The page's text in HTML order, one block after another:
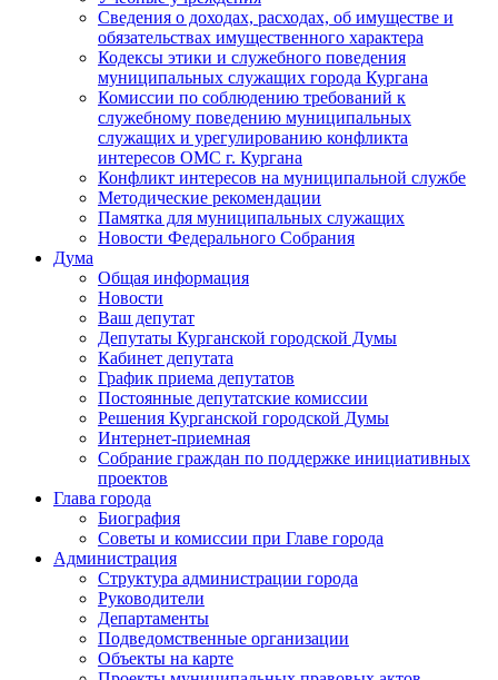
Сведения о доходах, расходах, об имуществе и
обязательствах имущественного характера
Кодексы этики и служебного поведения
муниципальных служащих города Кургана
Комиссии по соблюдению требований к
служебному поведению муниципальных
служащих и урегулированию конфликта
интересов ОМС г. Кургана
Конфликт интересов на муниципальной службе
Методические рекомендации
Памятка для муниципальных служащих
Новости Федерального Cобрания
Дума
Общая информация
Новости
Ваш депутат
Депутаты Курганской городской Думы
Кабинет депутата
График приема депутатов
Постоянные депутатские комиссии
Решения Курганской городской Думы
Интернет-приемная
Собрание граждан по поддержке инициативных
проектов
Глава города
Биография
Советы и комиссии при Главе города
Администрация
Структура администрации города
Руководители
Департаменты
Подведомственные организации
Объекты на карте